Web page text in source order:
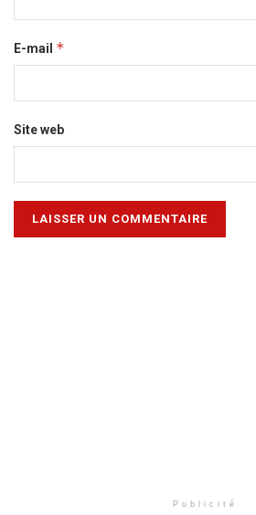
E-mail *
Site web
Publicité